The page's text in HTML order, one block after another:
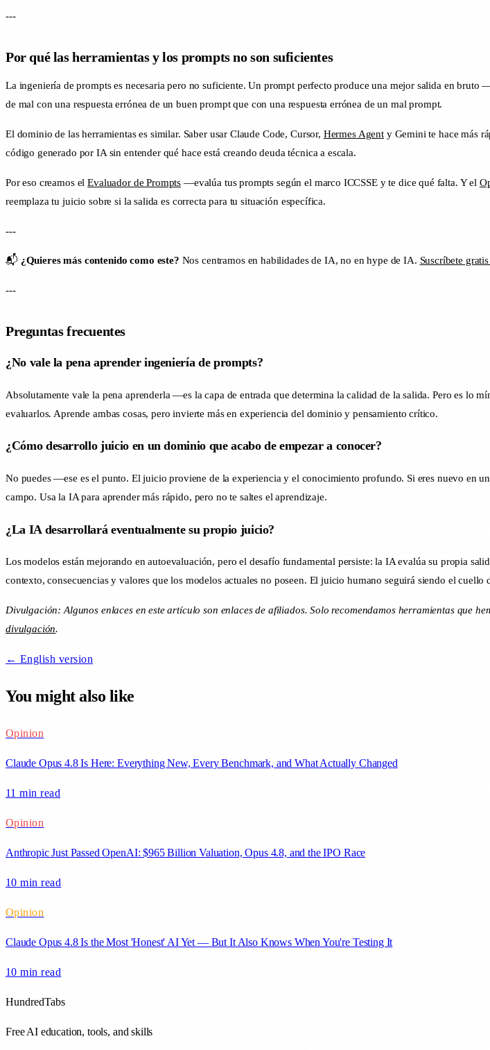
---
Por qué las herramientas y los prompts no son suficientes
La ingeniería de prompts es necesaria pero no suficiente. Un prompt perfecto produce una mejor salida en
de mal con una respuesta errónea de un buen prompt que con una respuesta errónea de un mal prompt.
El dominio de las herramientas es similar. Saber usar Claude Code, Cursor, Hermes Agenty Gemini te hace más
código generado por IA sin entender qué hace está creando deuda técnica a escala.
Por eso creamos elEvaluador de Prompts —evalúa tus prompts según el marco ICCSSE y te dice qué falta. Y el
reemplaza tu juicio sobre si la salida es correcta para tu situación específica.
---
📬 ¿Quieres más contenido como este? Nos centramos en habilidades de IA, no en hype de IA. Suscríbete
---
Preguntas frecuentes
¿No vale la pena aprender ingeniería de prompts?
Absolutamente vale la pena aprenderla —es la capa de entrada que determina la calidad de la salida. Pero es lo
evaluarlos. Aprende ambas cosas, pero invierte más en experiencia del dominio y pensamiento crítico.
¿Cómo desarrollo juicio en un dominio que acabo de empezar a conocer?
No puedes —ese es el punto. El juicio proviene de la experiencia y el conocimiento profundo. Si eres nuevo en
campo. Usa la IA para aprender más rápido, pero no te saltes el aprendizaje.
¿La IA desarrollará eventualmente su propio juicio?
Los modelos están mejorando en autoevaluación, pero el desafío fundamental persiste: la IA evalúa su propia
contexto, consecuencias y valores que los modelos actuales no poseen. El juicio humano seguirá siendo el
Divulgación: Algunos enlaces en este artículo son enlaces de afiliados. Solo recomendamos herramientas que
divulgación.
← English version
You might also like
Opinion
Claude Opus 4.8 Is Here: Everything New, Every Benchmark, and What Actually Changed
11 min read
Opinion
Anthropic Just Passed OpenAI: $965 Billion Valuation, Opus 4.8, and the IPO Race
10 min read
Opinion
Claude Opus 4.8 Is the Most 'Honest' AI Yet — But It Also Knows When You're Testing It
10 min read
HundredTabs
Free AI education, tools, and skills